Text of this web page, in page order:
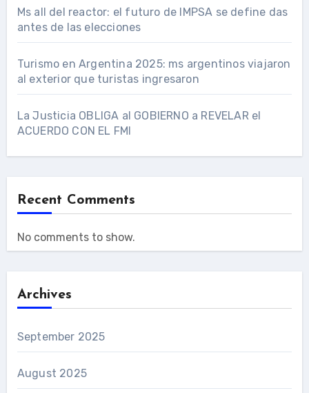
Ms all del reactor: el futuro de IMPSA se define das
antes de las elecciones
Turismo en Argentina 2025: ms argentinos viajaron
al exterior que turistas ingresaron
La Justicia OBLIGA al GOBIERNO a REVELAR el
ACUERDO CON EL FMI
Recent Comments
No comments to show.
Archives
September 2025
August 2025